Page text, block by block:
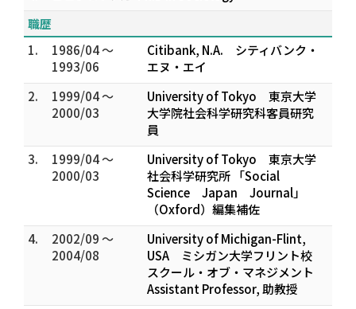
職歴
1.
1986/04 ～
1993/06
Citibank, N.A. シティバンク・
エヌ・エイ
2.
1999/04 ～
2000/03
University of Tokyo 東京大学
大学院社会科学研究科客員研究
員
3.
1999/04 ～
2000/03
University of Tokyo 東京大学
社会科学研究所 「Social
Science Japan Journal」
（Oxford）編集補佐
4.
2002/09 ～
2004/08
University of Michigan-Flint,
USA ミシガン大学フリント校
スクール・オブ・マネジメント
Assistant Professor, 助教授